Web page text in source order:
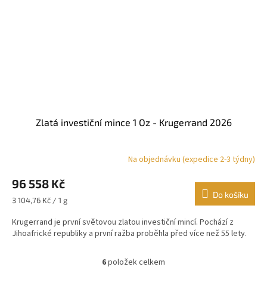
Zlatá investiční mince 1 Oz - Krugerrand 2026
produktu
je
5,0
z
5
Na objednávku (expedice 2-3 týdny)
96 558 Kč
Měrná
3 104,76 Kč / 1 g
Do košíku
Krugerrand je první světovou zlatou investiční mincí. Pochází z
Jihoafrické republiky a první ražba proběhla před více než 55 lety.
O
6položek celkem